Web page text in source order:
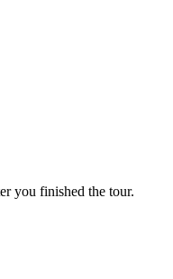
you finished the tour.